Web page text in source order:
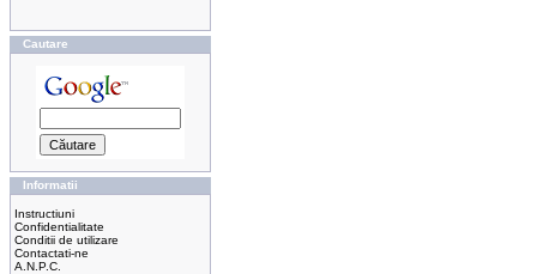
Cautare
Informatii
Instructiuni
Confidentialitate
Conditii de utilizare
Contactati-ne
A.N.P.C.